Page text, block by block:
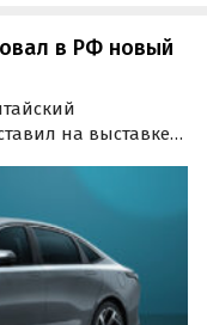
в РФ новый
на выставке